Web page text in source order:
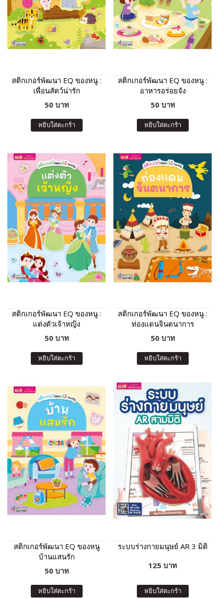
สติกเกอร์พัฒนา EQ ของหนู :
เพื่อนสัตว์น่ารัก
50 บาท
หยิบใส่ตะกร้า
สติกเกอร์พัฒนา EQ ของหนู :
อาหารอร่อยจัง
50 บาท
หยิบใส่ตะกร้า
สติกเกอร์พัฒนา EQ ของหนู :
แต่งตัวเจ้าหญิง
50 บาท
หยิบใส่ตะกร้า
สติกเกอร์พัฒนา EQ ของหนู :
ท่องแดนจินตนาการ
50 บาท
หยิบใส่ตะกร้า
สติกเกอร์พัฒนา EQ ของหนู
บ้านแสนรัก
50 บาท
หยิบใส่ตะกร้า
ระบบร่างกายมนุษย์ AR 3 มิติ
125 บาท
หยิบใส่ตะกร้า